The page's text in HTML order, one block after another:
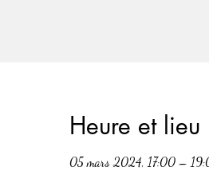
Heure et lieu
05 mars 2024, 17:00 –